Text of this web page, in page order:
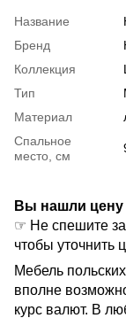
Название
Бренд
Коллекция
Тип
Материал
Спальное
место, см
Вы нашли цену
☞ Не спешите
чтобы уточнить
Мебель
вполне
курс валют. В